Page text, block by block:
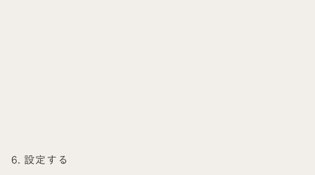
6. 設定する